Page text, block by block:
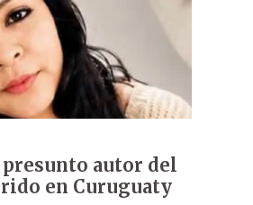
autor del
en Curuguaty